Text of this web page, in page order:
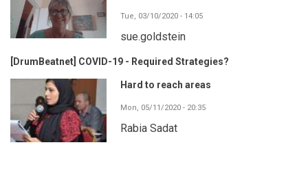
Tue, 03/10/2020 - 14:05
sue.goldstein
[DrumBeatnet] COVID-19 - Required Strategies?
Hard to reach areas
Mon, 05/11/2020 - 20:35
Rabia Sadat